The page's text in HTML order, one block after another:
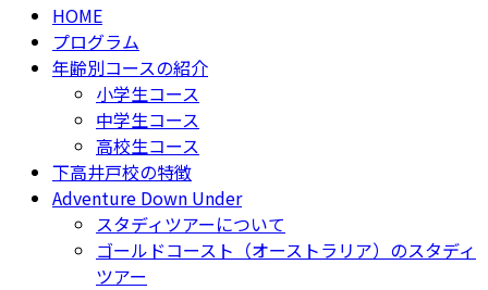
HOME
プログラム
年齢別コースの紹介
小学生コース
中学生コース
高校生コース
下高井戸校の特徴
Adventure Down Under
スタディツアーについて
ゴールドコースト（オーストラリア）のスタディ
ツアー